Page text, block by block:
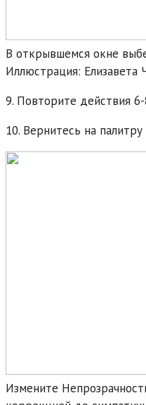
В открывшемся окне
Иллюстрация: Елизавета
9. Повторите действия
10. Вернитесь на палитру
Измените